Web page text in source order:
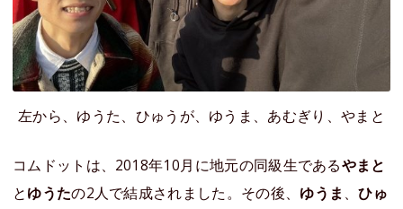
左から、ゆうた、ひゅうが、ゆうま、あむぎり、やまと
コムドットは、2018年10月に地元の同級生であるやまと
とゆうたの2人で結成されました。その後、 ゆうま、ひゅ